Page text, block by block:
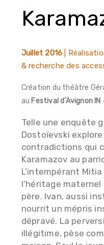
Juillet 2016 |
& recherche des
Création du théâtre
au Festival d’Avignon IN
Telle une enquête
Dostoïevski
contradictions qui
Karamazov au
L’intempérant
l’héritage
père. Ivan, aussi
nourrit un mépris
dépravé. La
illégitime, pèse